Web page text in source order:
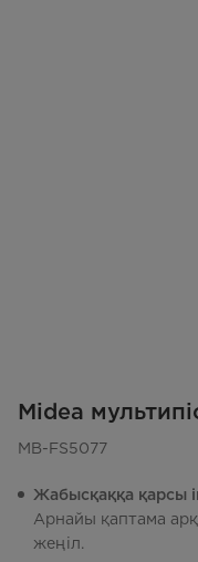
Midea
MB-FS5077
Жабысқаққа қарсы
Арнайы қаптама
жеңіл.